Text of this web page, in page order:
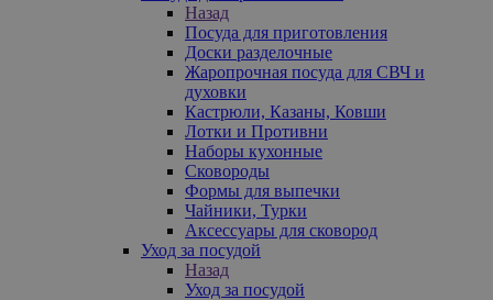
Назад
Посуда для приготовления
Доски разделочные
Жаропрочная посуда для СВЧ и
духовки
Кастрюли, Казаны, Ковши
Лотки и Противни
Наборы кухонные
Сковороды
Формы для выпечки
Чайники, Турки
Аксессуары для сковород
Уход за посудой
Назад
Уход за посудой